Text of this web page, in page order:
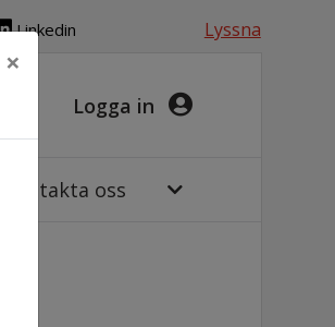
Logga in
Linkedin
Kontakta oss
Lyssna
×